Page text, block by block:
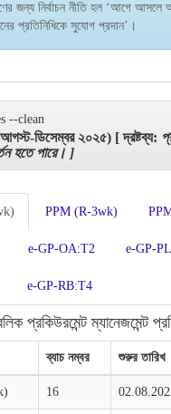
জন্য নির্বাচন নীতি হল ‘আগে আসলে
প্রতিনিধিকে সুযোগ প্রদান’।
--clean
ডিসেম্বর ২০২৫) [ দ্রষ্টব্য:
হতে পারে। ]
PPM (R-3wk)
e-GP-OA:T2 e-GP-
e-GP-RB:T4
প্রকিউরমেন্ট ম্যানেজমেন্ট
ব্যাচ নম্বর শুরুর তারিখ
16